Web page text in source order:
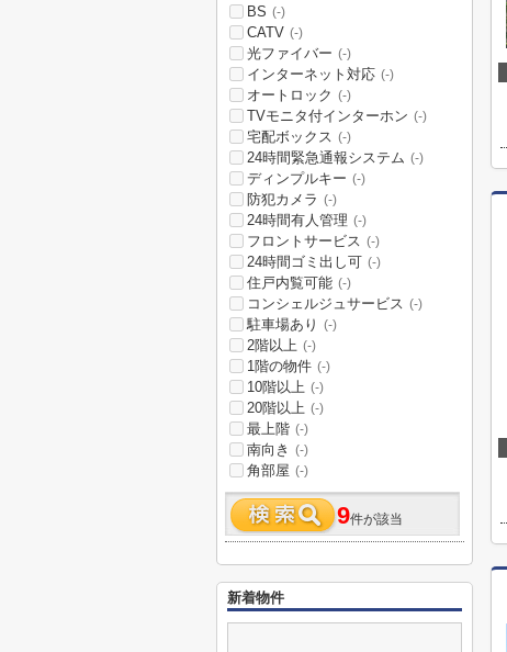
BS (-)
CATV (-)
光ファイバー (-)
インターネット対応 (-)
オートロック (-)
TVモニタ付インターホン (-)
宅配ボックス (-)
24時間緊急通報システム (-)
ディンプルキー (-)
防犯カメラ (-)
24時間有人管理 (-)
フロントサービス (-)
24時間ゴミ出し可 (-)
住戸内覧可能 (-)
コンシェルジュサービス (-)
駐車場あり (-)
2階以上 (-)
1階の物件 (-)
10階以上 (-)
20階以上 (-)
最上階 (-)
南向き (-)
角部屋 (-)
9件が該当
新着物件